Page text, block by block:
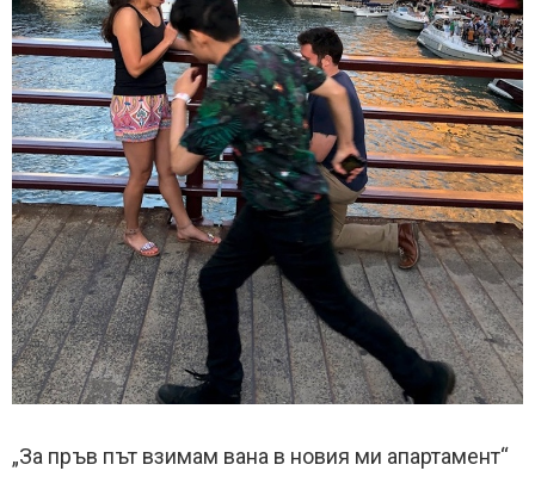
„За пръв път взимам вана в новия ми апартамент“